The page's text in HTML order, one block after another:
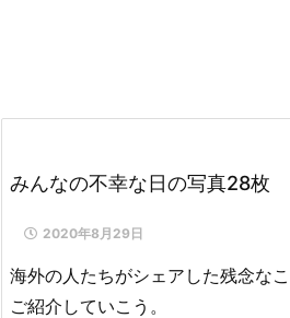
みんなの不幸な日の写真28枚
2020年8月29日
海外の人たちがシェアした残念な
ご紹介していこう。